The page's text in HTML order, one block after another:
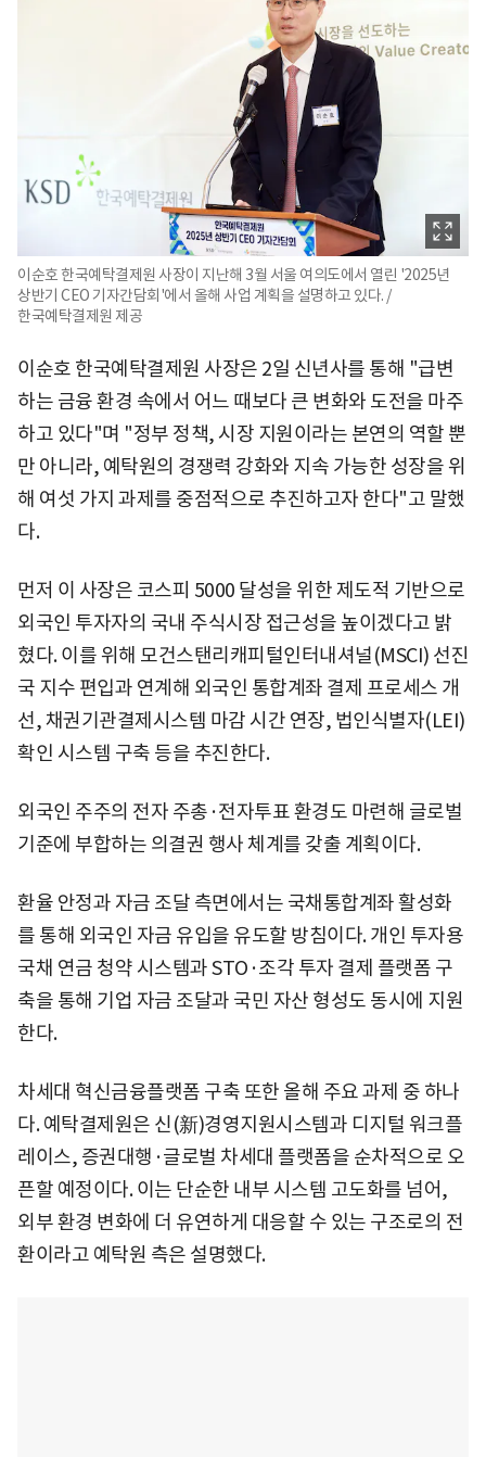
이순호 한국예탁결제원 사장이 지난해 3월 서울 여의도에서 열린 '2025년
상반기 CEO 기자간담회'에서 올해 사업 계획을 설명하고 있다. /
한국예탁결제원 제공
이순호 한국예탁결제원 사장은 2일 신년사를 통해 "급변
하는 금융 환경 속에서 어느 때보다 큰 변화와 도전을 마주
하고 있다"며 "정부 정책, 시장 지원이라는 본연의 역할 뿐
만 아니라, 예탁원의 경쟁력 강화와 지속 가능한 성장을 위
해 여섯 가지 과제를 중점적으로 추진하고자 한다"고 말했
다.
먼저 이 사장은 코스피 5000 달성을 위한 제도적 기반으로
외국인 투자자의 국내 주식시장 접근성을 높이겠다고 밝
혔다. 이를 위해 모건스탠리캐피털인터내셔널(MSCI) 선진
국 지수 편입과 연계해 외국인 통합계좌 결제 프로세스 개
선, 채권기관결제시스템 마감 시간 연장, 법인식별자(LEI)
확인 시스템 구축 등을 추진한다.
외국인 주주의 전자 주총·전자투표 환경도 마련해 글로벌
기준에 부합하는 의결권 행사 체계를 갖출 계획이다.
환율 안정과 자금 조달 측면에서는 국채통합계좌 활성화
를 통해 외국인 자금 유입을 유도할 방침이다. 개인 투자용
국채 연금 청약 시스템과 STO·조각 투자 결제 플랫폼 구
축을 통해 기업 자금 조달과 국민 자산 형성도 동시에 지원
한다.
차세대 혁신금융플랫폼 구축 또한 올해 주요 과제 중 하나
다. 예탁결제원은 신(新)경영지원시스템과 디지털 워크플
레이스, 증권대행·글로벌 차세대 플랫폼을 순차적으로 오
픈할 예정이다. 이는 단순한 내부 시스템 고도화를 넘어,
외부 환경 변화에 더 유연하게 대응할 수 있는 구조로의 전
환이라고 예탁원 측은 설명했다.